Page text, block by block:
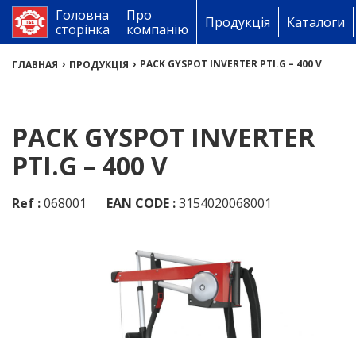
Головна
сторінка
Про
компанію
Продукція Каталоги
ГЛАВНАЯ › ПРОДУКЦІЯ › PACK GYSPOT INVERTER PTI.G – 400 V
PACK GYSPOT INVERTER
PTI.G – 400 V
Ref :068001 EAN CODE :3154020068001